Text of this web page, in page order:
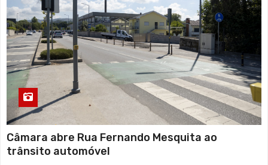
Câmara abre Rua Fernando Mesquita ao
trânsito automóvel